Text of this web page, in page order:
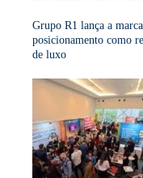
Grupo R1 lança a
posicionamento como
de luxo